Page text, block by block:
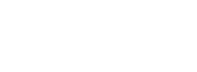
建立文字閱讀與獨立閱讀的自信。